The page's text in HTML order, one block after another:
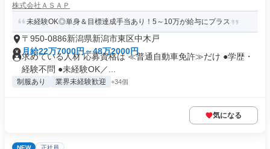
株式会社ＡＳＡＰ
未経験OK◎単身＆目標達成手当あり！5～10万が給与にプラス
〒950-0886新潟県新潟市東区中木戸
月給22万7000円～48万2000円
求めている人材 応募資格は ≪普通自動車免許≫だけ ●学歴・
経験不問 ●未経験OK／...
制服あり 業界未経験歓迎 +34個
気になる
NEW 正社員